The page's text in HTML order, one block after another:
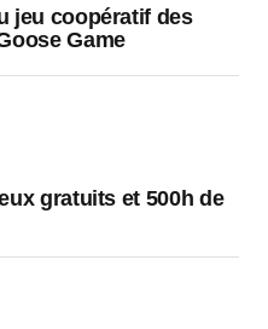
jeu coopératif des
Game
gratuits et 500h de